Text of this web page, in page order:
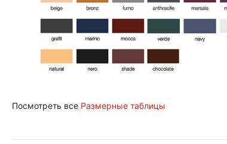
Посмотреть все Размерные таблицы